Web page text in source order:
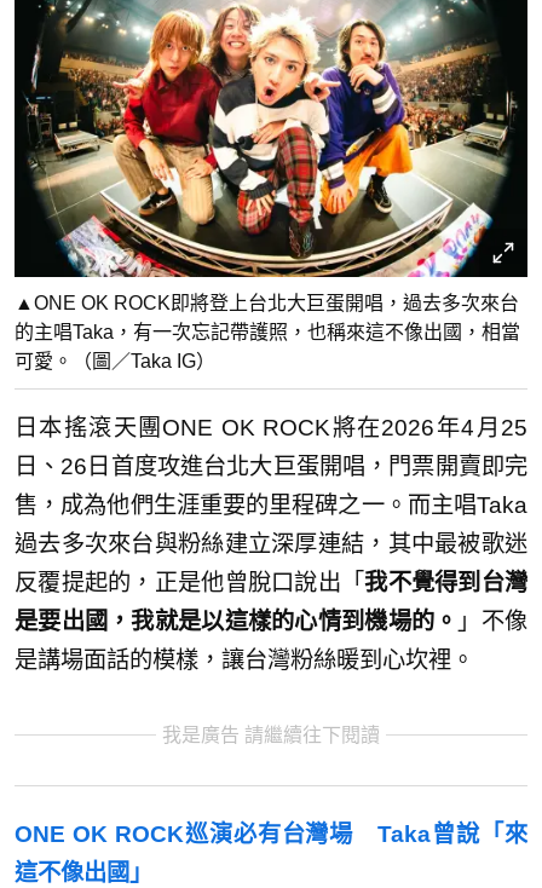
▲ONE OK ROCK即將登上台北大巨蛋開唱，過去多次來台
的主唱Taka，有一次忘記帶護照，也稱來這不像出國，相當
可愛。（圖／Taka IG）
日本搖滾天團ONE OK ROCK將在2026年4月25
日、26日首度攻進台北大巨蛋開唱，門票開賣即完
售，成為他們生涯重要的里程碑之一。而主唱Taka
過去多次來台與粉絲建立深厚連結，其中最被歌迷
反覆提起的，正是他曾脫口說出「我不覺得到台灣
是要出國，我就是以這樣的心情到機場的。 」不像
是講場面話的模樣，讓台灣粉絲暖到心坎裡。
我是廣告 請繼續往下閱讀
ONE OK ROCK巡演必有台灣場 Taka曾說「來
這不像出國」